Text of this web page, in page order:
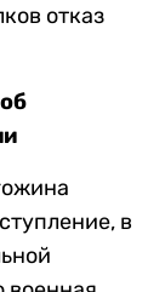
отказ
в